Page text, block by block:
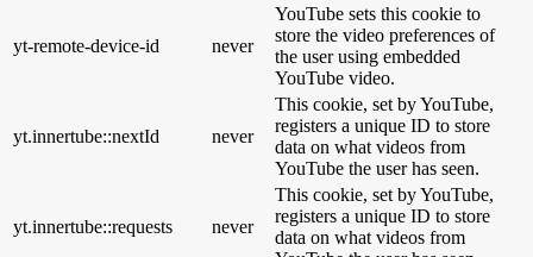
yt-remote-device-id never
YouTube sets this cookie to
store the video preferences of
the user using embedded
YouTube video.
yt.innertube::nextId never
This cookie, set by YouTube,
registers a unique ID to store
data on what videos from
YouTube the user has seen.
yt.innertube::requests never
This cookie, set by YouTube,
registers a unique ID to store
data on what videos from